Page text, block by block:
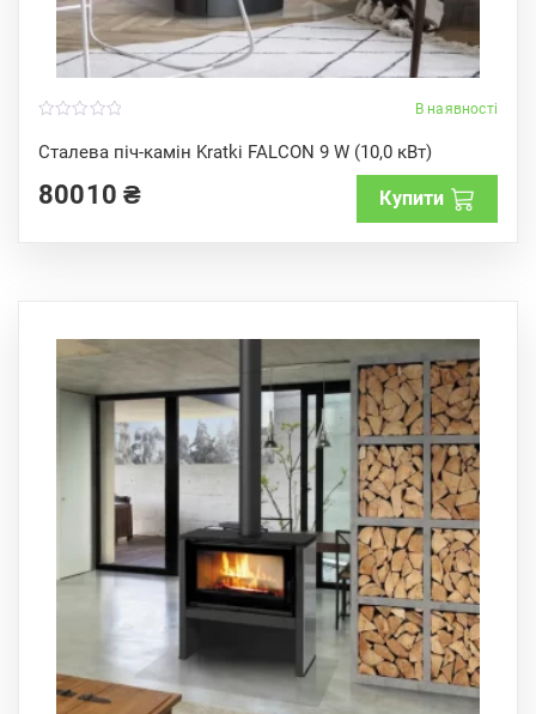
В наявності
Сталева піч-камін Kratki FALCON 9 W (10,0 кВт)
o
u
o
f80010₴ Купити